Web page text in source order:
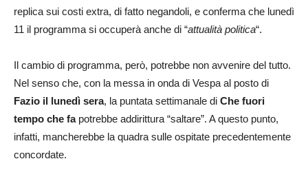
replica sui costi extra, di fatto negandoli, e conferma che lunedì
11 il programma si occuperà anche di “attualità politica“.
Il cambio di programma, però, potrebbe non avvenire del tutto.
Nel senso che, con la messa in onda di Vespa al posto di
Fazio il lunedì sera, la puntata settimanale di Che fuori
tempo che fapotrebbe addirittura “saltare”. A questo punto,
infatti, mancherebbe la quadra sulle ospitate precedentemente
concordate.